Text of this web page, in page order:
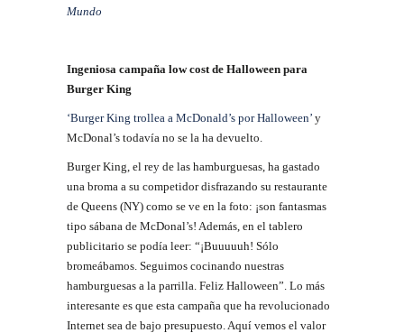
Mundo
Ingeniosa campaña low cost de Halloween para
Burger King
‘Burger King trollea a McDonald’s por Halloween’ y
McDonal’s todavía no se la ha devuelto.
Burger King, el rey de las hamburguesas, ha gastado
una broma a su competidor disfrazando su restaurante
de Queens (NY) como se ve en la foto: ¡son fantasmas
tipo sábana de McDonal’s! Además, en el tablero
publicitario se podía leer: “¡Buuuuuh! Sólo
bromeábamos. Seguimos cocinando nuestras
hamburguesas a la parrilla. Feliz Halloween”. Lo más
interesante es que esta campaña que ha revolucionado
Internet sea de bajo presupuesto. Aquí vemos el valor